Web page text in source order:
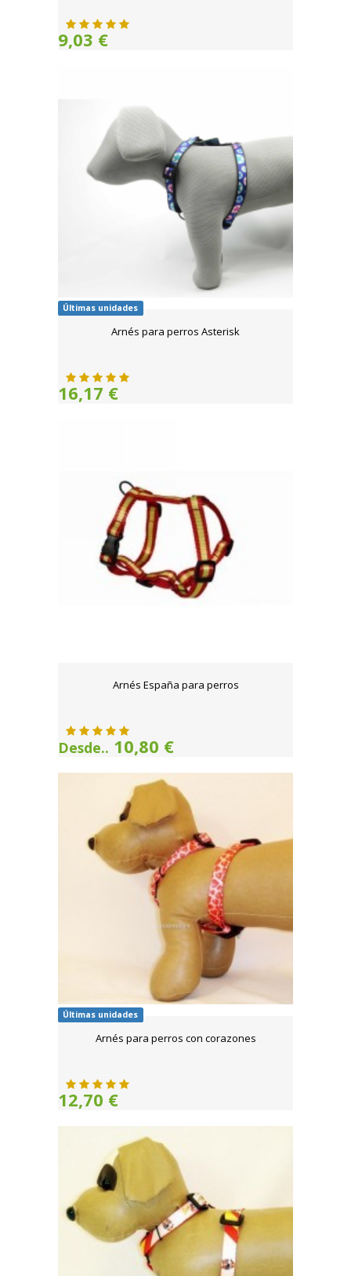
9,03 €
Últimas unidades
Arnés para perros Asterisk
16,17 €
Arnés España para perros
Desde.. 10,80 €
Últimas unidades
Arnés para perros con corazones
12,70 €